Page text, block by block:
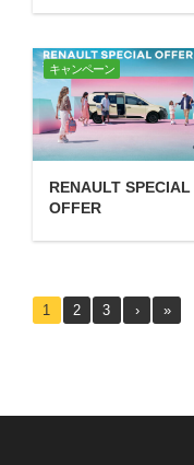
キャンペーン
RENAULT SPECIAL
OFFER
1 2 3 › »